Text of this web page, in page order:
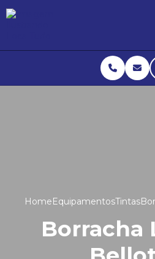
HomeEquipamentosTintas
Borracha